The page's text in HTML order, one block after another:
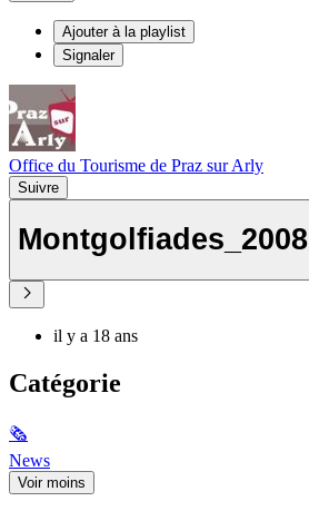
Ajouter à la playlist
Signaler
Office du Tourisme de Praz sur Arly
Suivre
Montgolfiades_2008
il y a 18 ans
Catégorie
🗞
News
Voir moins